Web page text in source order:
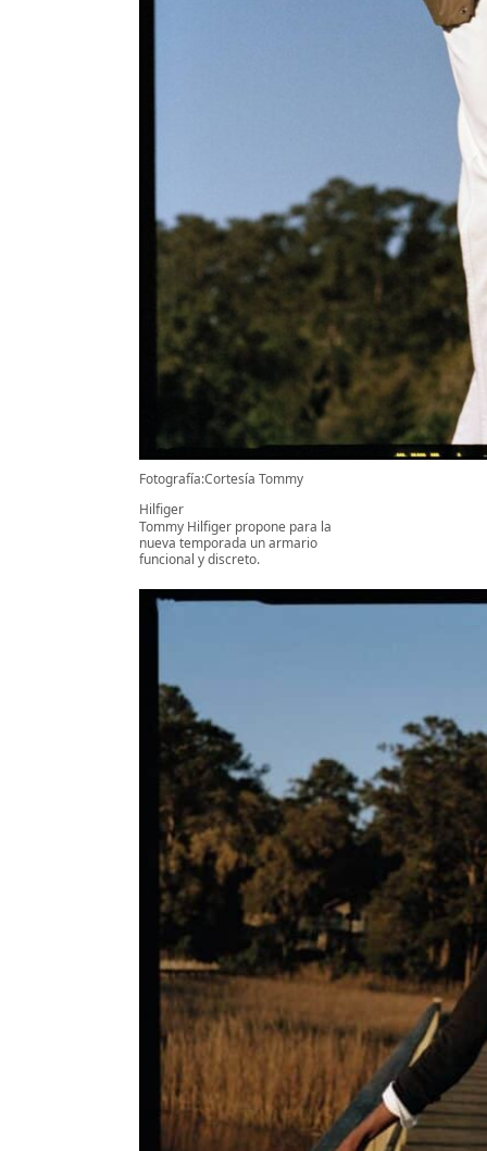
Fotografía:Cortesía Tommy
Hilfiger
Tommy Hilfiger propone para la
nueva temporada un armario
funcional y discreto.